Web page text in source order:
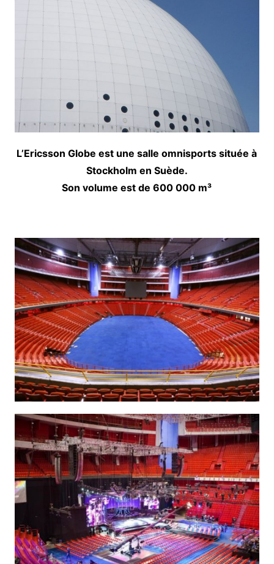
L’Ericsson Globe est une salle omnisports située à
Stockholm en Suède.
Son volume est de 600 000 m³